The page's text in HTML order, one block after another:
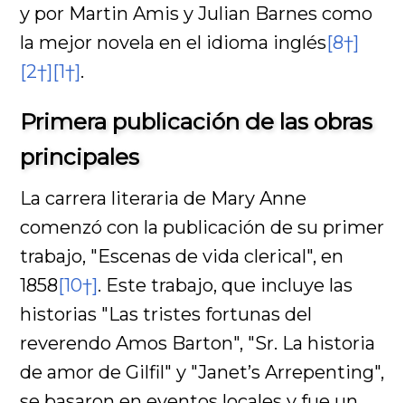
y por Martin Amis y Julian Barnes como
la mejor novela en el idioma inglés[8†]
[2†][1†].
Primera publicación de las obras
principales
La carrera literaria de Mary Anne
comenzó con la publicación de su primer
trabajo, "Escenas de vida clerical", en
1858[10†]. Este trabajo, que incluye las
historias "Las tristes fortunas del
reverendo Amos Barton", "Sr. La historia
de amor de Gilfil" y "Janet’s Arrepenting",